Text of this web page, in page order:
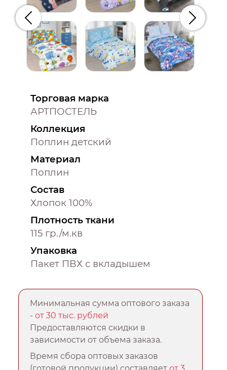
Предыдущий
Торговая марка
АРТПОСТЕЛЬ
Коллекция
Поплин детский
Материал
Поплин
Состав
Хлопок 100%
Плотность ткани
115 гр./м.кв
Упаковка
Пакет ПВХ с вкладышем
Минимальная сумма оптового заказа
-от 30 тыс. рублей
Предоставляются скидки в
зависимости от объема заказа.
Время сбора оптовых заказов